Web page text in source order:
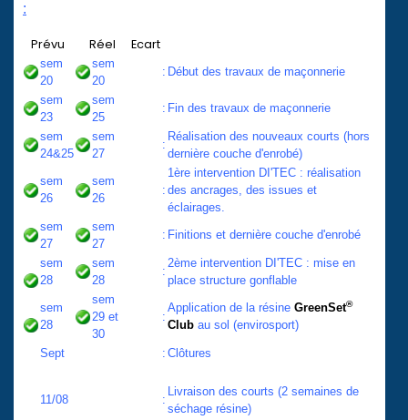
:
Prévu Réel Ecart
sem
20
sem
20
: Début des travaux de maçonnerie
sem
23
sem
25
: Fin des travaux de maçonnerie
sem
24&25
sem
27
:
Réalisation des nouveaux courts (hors
dernière couche d'enrobé)
sem
26
sem
26
:
1ère intervention DI'TEC : réalisation
des ancrages, des issues et
éclairages.
sem
27
sem
27
: Finitions et dernière couche d'enrobé
sem
28
sem
28
:
2ème intervention DI'TEC : mise en
place structure gonflable
sem
28
sem
29 et
30
:
Application de la résine GreenSet®
Club au sol (envirosport)
Sept : Clôtures
11/08 :
Livraison des courts (2 semaines de
séchage résine)